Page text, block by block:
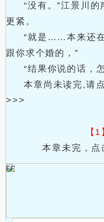
“没有。”江景川
更紧。
“就是……本来还
跟你求个婚的，”
“结果你说的话，
本章尚未读完,请
>>>
【1
本章未完，点
FF